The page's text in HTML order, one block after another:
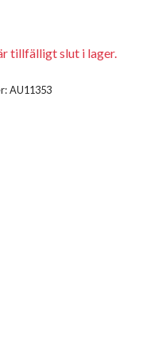
tillfälligt slut i lager.
AU11353